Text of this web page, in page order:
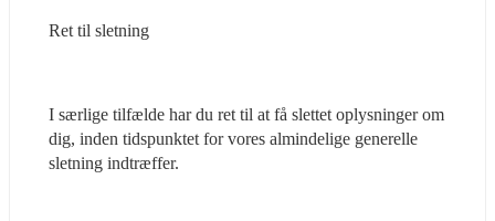
Ret til sletning
I særlige tilfælde har du ret til at få slettet oplysninger om
dig, inden tidspunktet for vores almindelige generelle
sletning indtræffer.